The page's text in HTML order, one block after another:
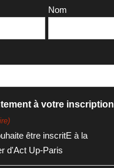
Nom
à votre inscription
être inscritE à la
d'Act Up-Paris